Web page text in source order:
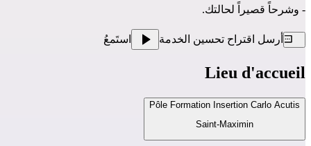
- وشرحاً قصيراً لحالتك.
أرسل اقتراح تحسين الخدمة استَمعُ
Lieu d'accueil
Pôle Formation Insertion Carlo Acutis
Saint-Maximin